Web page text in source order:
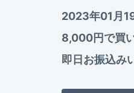
2023年01月
8,000円で買
即日お振込み